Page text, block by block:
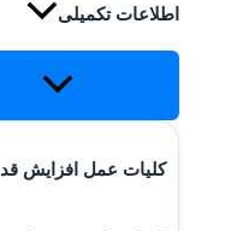
اطلاعات تکمیلی
کلیات عمل افزایش قد